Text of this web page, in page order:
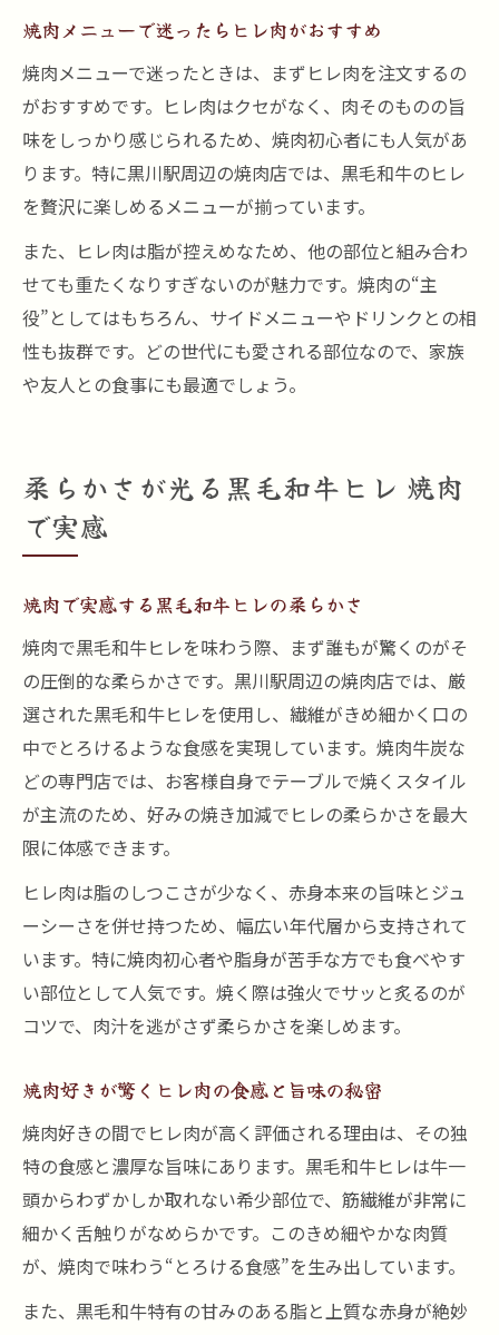
焼肉メニューで迷ったらヒレ肉がおすすめ
焼肉メニューで迷ったときは、まずヒレ肉を注文するの
がおすすめです。ヒレ肉はクセがなく、肉そのものの旨
味をしっかり感じられるため、焼肉初心者にも人気があ
ります。特に黒川駅周辺の焼肉店では、黒毛和牛のヒレ
を贅沢に楽しめるメニューが揃っています。
また、ヒレ肉は脂が控えめなため、他の部位と組み合わ
せても重たくなりすぎないのが魅力です。焼肉の“主
役”としてはもちろん、サイドメニューやドリンクとの相
性も抜群です。どの世代にも愛される部位なので、家族
や友人との食事にも最適でしょう。
柔らかさが光る黒毛和牛ヒレ 焼肉
で実感
焼肉で実感する黒毛和牛ヒレの柔らかさ
焼肉で黒毛和牛ヒレを味わう際、まず誰もが驚くのがそ
の圧倒的な柔らかさです。黒川駅周辺の焼肉店では、厳
選された黒毛和牛ヒレを使用し、繊維がきめ細かく口の
中でとろけるような食感を実現しています。焼肉牛炭な
どの専門店では、お客様自身でテーブルで焼くスタイル
が主流のため、好みの焼き加減でヒレの柔らかさを最大
限に体感できます。
ヒレ肉は脂のしつこさが少なく、赤身本来の旨味とジュ
ーシーさを併せ持つため、幅広い年代層から支持されて
います。特に焼肉初心者や脂身が苦手な方でも食べやす
い部位として人気です。焼く際は強火でサッと炙るのが
コツで、肉汁を逃がさず柔らかさを楽しめます。
焼肉好きが驚くヒレ肉の食感と旨味の秘密
焼肉好きの間でヒレ肉が高く評価される理由は、その独
特の食感と濃厚な旨味にあります。黒毛和牛ヒレは牛一
頭からわずかしか取れない希少部位で、筋繊維が非常に
細かく舌触りがなめらかです。このきめ細やかな肉質
が、焼肉で味わう“とろける食感”を生み出しています。
また、黒毛和牛特有の甘みのある脂と上質な赤身が絶妙